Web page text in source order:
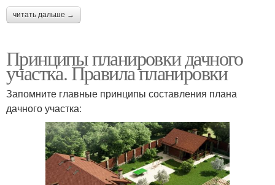
читать дальше →
Принципы планировки дачного
участка. Правила планировки
Запомните главные принципы составления плана
дачного участка: